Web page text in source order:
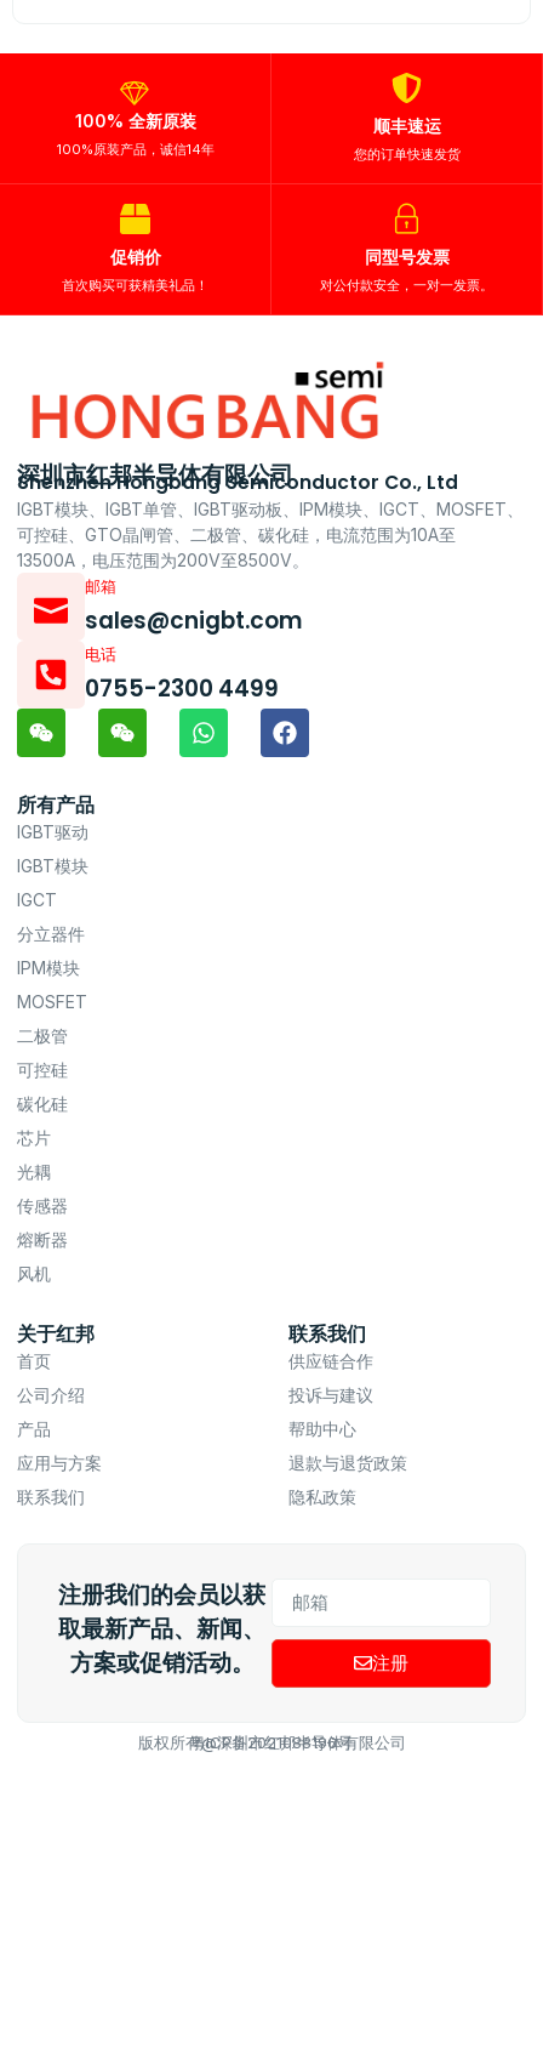
100% 全新原装
100%原装产品，诚信14年
顺丰速运
您的订单快速发货
促销价
首次购买可获精美礼品！
同型号发票
对公付款安全，一对一发票。
深圳市红邦半导体有限公司
Shenzhen Hongbang Semiconductor Co., Ltd
IGBT模块、IGBT单管、IGBT驱动板、IPM模块、IGCT、MOSFET、
可控硅、GTO晶闸管、二极管、碳化硅，电流范围为10A至
13500A，电压范围为200V至8500V。
邮箱
sales@cnigbt.com
电话
0755-2300 4499
所有产品
IGBT驱动
IGBT模块
IGCT
分立器件
IPM模块
MOSFET
二极管
可控硅
碳化硅
芯片
光耦
传感器
熔断器
风机
关于红邦
首页
公司介绍
产品
应用与方案
联系我们
联系我们
供应链合作
投诉与建议
帮助中心
退款与退货政策
隐私政策
注册我们的会员以获
取最新产品、新闻、
方案或促销活动。
注册
版权所有@深圳市红邦半导体有限公司
粤ICP备2021088196号